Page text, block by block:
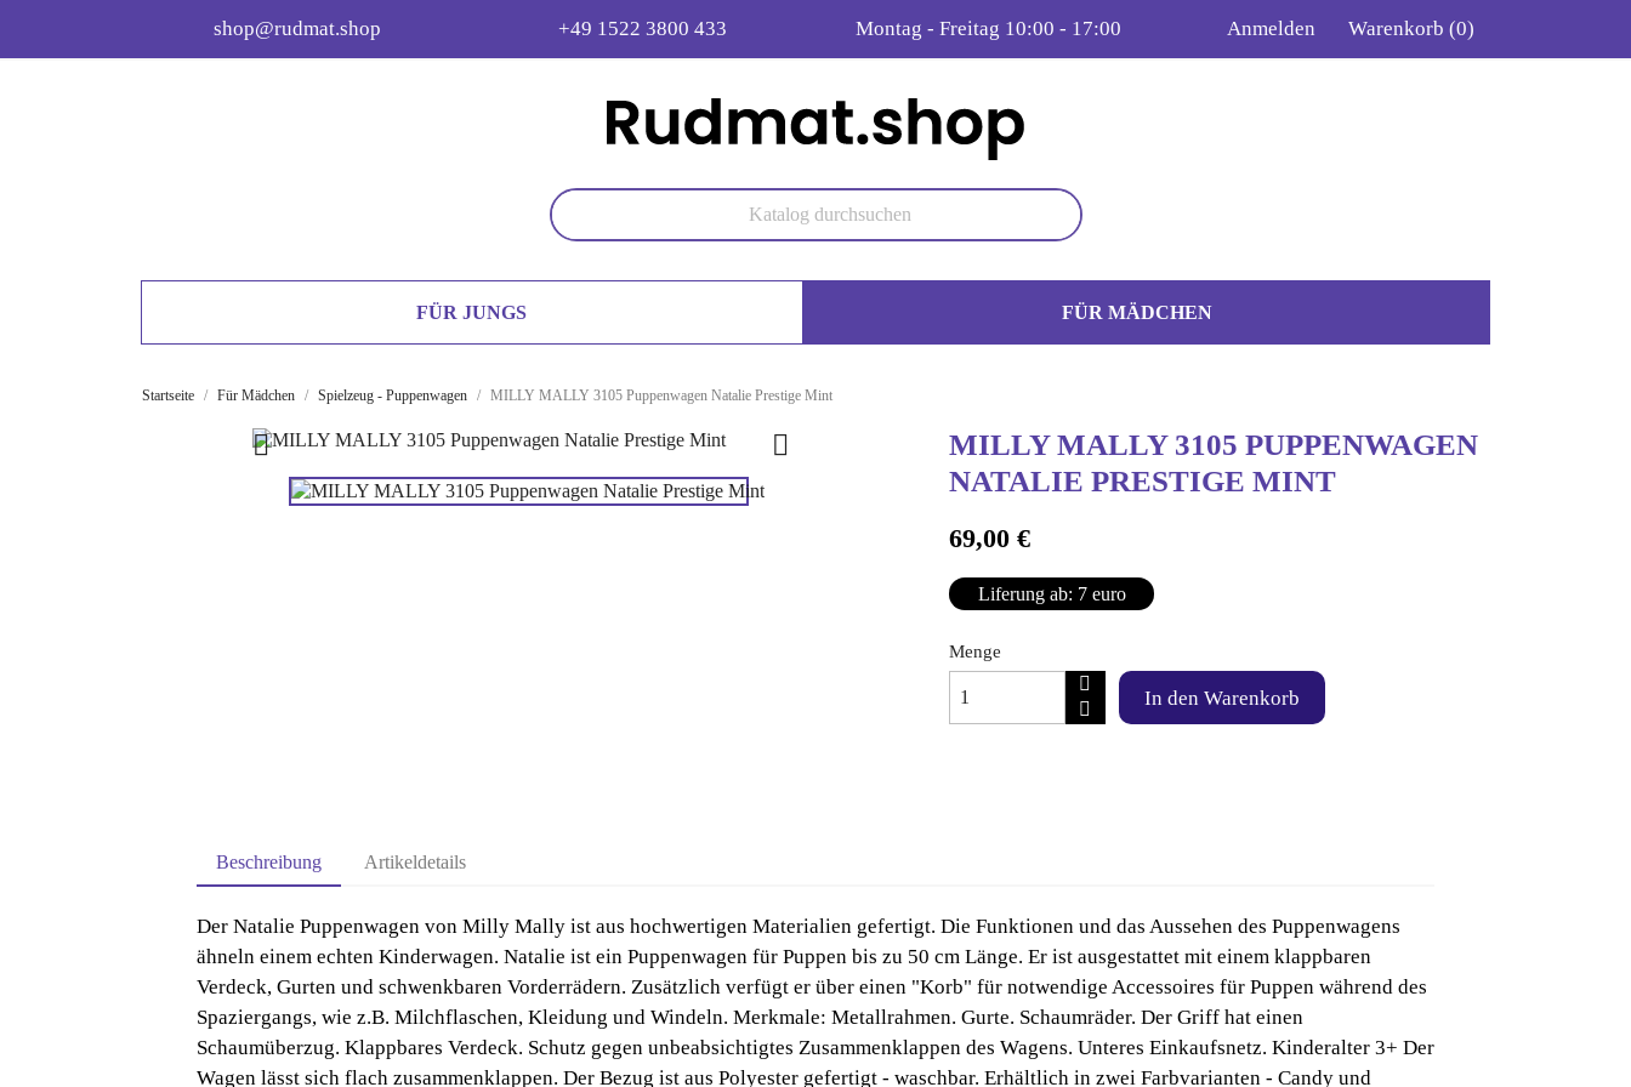
shop@rudmat.shop +49 1522 3800 433 Montag - Freitag 10:00 - 17:00 Anmelden Warenkorb (0)
FÜR JUNGS FÜR MÄDCHEN
Startseite Für Mädchen Spielzeug - Puppenwagen MILLY MALLY 3105 Puppenwagen Natalie Prestige Mint
 
MILLY MALLY 3105 PUPPENWAGEN
NATALIE PRESTIGE MINT
69,00 €
Liferung ab: 7 euro
Menge
In den Warenkorb
Beschreibung Artikeldetails
Der Natalie Puppenwagen von Milly Mally ist aus hochwertigen Materialien gefertigt. Die Funktionen und das Aussehen des Puppenwagens
ähneln einem echten Kinderwagen. Natalie ist ein Puppenwagen für Puppen bis zu 50 cm Länge. Er ist ausgestattet mit einem klappbaren
Verdeck, Gurten und schwenkbaren Vorderrädern. Zusätzlich verfügt er über einen "Korb" für notwendige Accessoires für Puppen während des
Spaziergangs, wie z.B. Milchflaschen, Kleidung und Windeln. Merkmale: Metallrahmen. Gurte. Schaumräder. Der Griff hat einen
Schaumüberzug. Klappbares Verdeck. Schutz gegen unbeabsichtigtes Zusammenklappen des Wagens. Unteres Einkaufsnetz. Kinderalter 3+ Der
Wagen lässt sich flach zusammenklappen. Der Bezug ist aus Polyester gefertigt - waschbar. Erhältlich in zwei Farbvarianten - Candy und